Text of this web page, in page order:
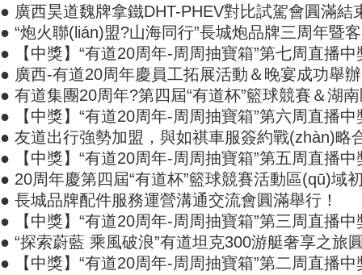
● 廣西昊道魏牌拿鐵DHT-PHEV對比試駕會圓滿結
● “炮火聯(lián)盟?山海同行”長城炮品牌三周年暨
● 【中獎】“有道20周年-周周抽寶箱”第七周直播中獎
● 廣西-有道20周年慶員工拓展活動＆晚宴成功舉
● 有道集團20周年?第四屆“有道杯”籃球競賽＆湖
● 【中獎】“有道20周年-周周抽寶箱”第六周直播中獎
● 友道出行強勢加盟，與如祺車服簽約戰(zhàn)略
● 【中獎】“有道20周年-周周抽寶箱”第五周直播
● 20周年慶第四屆“有道杯”籃球競賽活動區(qū)
● 長城品牌配件服務運營溝通交流會圓滿舉行！
● 【中獎】“有道20周年-周周抽寶箱”第三周直播中獎
● “探索蔚藍 乘風破浪”有道坦克300游艇奢享之旅圓
● 【中獎】“有道20周年-周周抽寶箱”第二周直播中獎